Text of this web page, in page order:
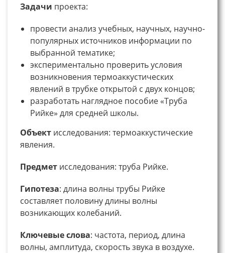
Задачи проекта:
провести анализ учебных, научных, научно-
популярных источников информации по
выбранной тематике;
экспериментально проверить условия
возникновения термоаккустических
явлений в трубке открытой с двух концов;
разработать наглядное пособие «Труба
Рийке» для средней школы.
Объект исследования: термоаккустические
явления.
Предмет исследования: труба Рийке.
Гипотеза: длина волны трубы Рийке
составляет половину длины волны
возникающих колебаний.
Ключевыеслова: частота, период, длина
волны, амплитуда, скорость звука в воздухе.